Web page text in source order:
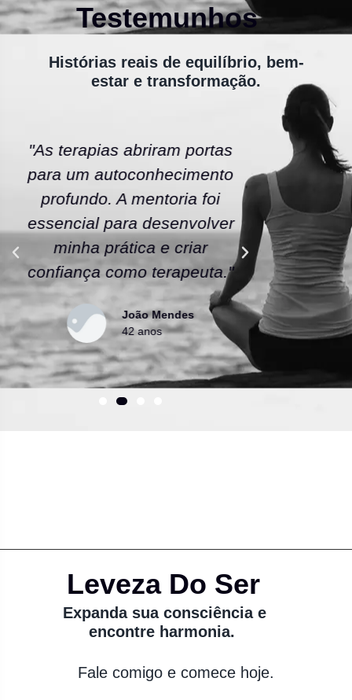
Testemunhos
Histórias reais de equilíbrio, bem-
estar e transformação.
"As terapias abriram portas
para um autoconhecimento
profundo. A mentoria foi
essencial para desenvolver
minha prática e criar
confiança como terapeuta."
João Mendes
42 anos
"A
escola
As
uma
Leveza Do Ser
Expanda sua consciência e
encontre harmonia.
Fale comigo e comece hoje.